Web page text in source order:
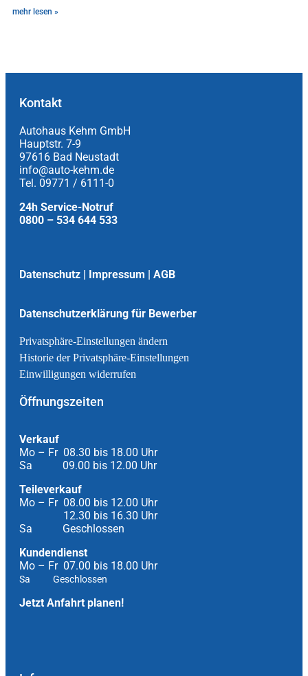
mehr lesen »
Kontakt
Autohaus Kehm GmbH
Hauptstr. 7-9
97616 Bad Neustadt
info@auto-kehm.de
Tel. 09771 / 6111-0
24h Service-Notruf
0800 – 534 644 533
Datenschutz | Impressum | AGB
Datenschutzerklärung für Bewerber
Privatsphäre-Einstellungen ändern
Historie der Privatsphäre-Einstellungen
Einwilligungen widerrufen
Öffnungszeiten
Verkauf
Mo – Fr 08.30 bis 18.00 Uhr
Sa 09.00 bis 12.00 Uhr
Teileverkauf
Mo – Fr 08.00 bis 12.00 Uhr
12.30 bis 16.30 Uhr
Sa Geschlossen
Kundendienst
Mo – Fr 07.00 bis 18.00 Uhr
Sa Geschlossen
Jetzt Anfahrt planen!